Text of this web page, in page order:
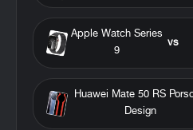
vs
Apple Watch Series
9
Huawei Mate 50 RS
Design